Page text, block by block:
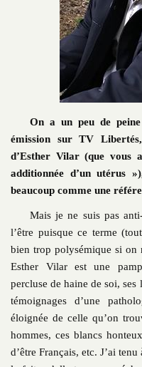
On a un peu de
émission sur TV
d’Esther Vilar (que vous
additionnée d’un utérus
beaucoup comme une
Mais je ne suis pas
l’être puisque ce terme
bien trop polysémique si on
Esther Vilar est une
percluse de haine de soi,
témoignages d’une
éloignée de celle qu’on
hommes, ces blancs
d’être Français, etc. J’ai